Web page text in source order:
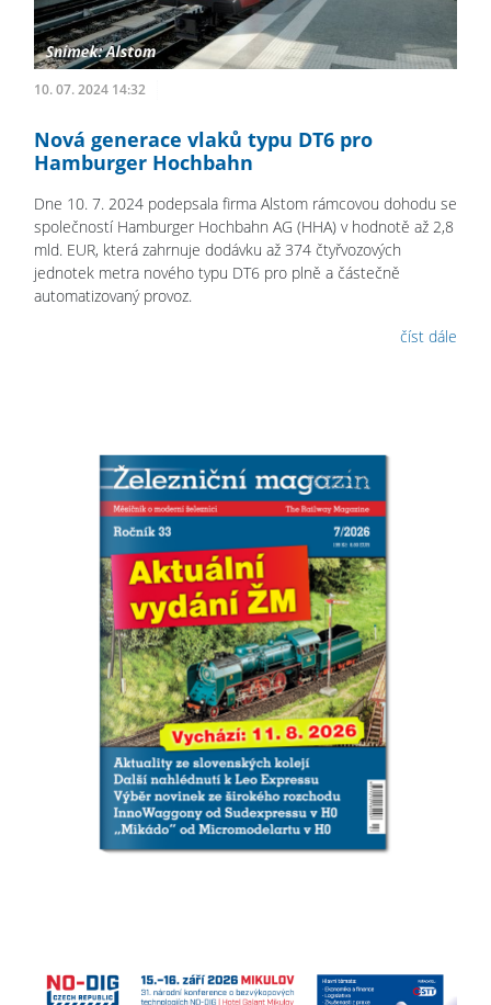
10. 07. 2024 14:32
Nová generace vlaků typu DT6 pro
Hamburger Hochbahn
Dne 10. 7. 2024 podepsala firma Alstom rámcovou dohodu se
společností Hamburger Hochbahn AG (HHA) v hodnotě až 2,8
mld. EUR, která zahrnuje dodávku až 374 čtyřvozových
jednotek metra nového typu DT6 pro plně a částečně
automatizovaný provoz.
číst dále